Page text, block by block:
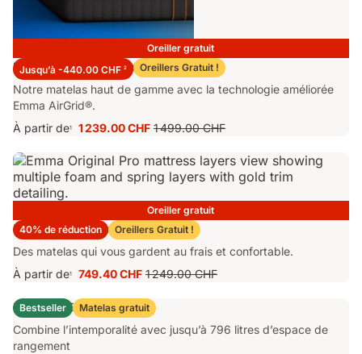
Oreiller gratuit
Jusqu’à -440.00 CHF 2 Oreillers Gratuit !
Matelas Emma Performance 26
Notre matelas haut de gamme avec la technologie améliorée
Emma AirGrid®.
À partir de1
Prix
1 239.00 CHF Prix
1 499.00 CHF
1 499.00 CHF
Oreiller gratuit
40% de réduction
Oreillers Gratuit !
Matelas Emma Original Pro
Des matelas qui vous gardent au frais et confortable.
À partir de1
Prix
749.40 CHF
749.40 CHF Prix
d'origine
1 249.00 CHF
1 249.00 CHF
Bestseller Matelas gratuit
Lit Coffre Emma Original
Combine l’intemporalité avec jusqu’à 796 litres d’espace de
rangement